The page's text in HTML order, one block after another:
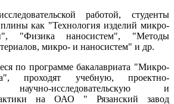
работой, студенты
как "Технология изделий микро-
"Физика наносистем", "Методы
микро- и наносистем" и др.
по программе бакалавриата "Микро-
проходят учебную, проектно-
научно-исследовательскую и
на ОАО " Рязанский завод